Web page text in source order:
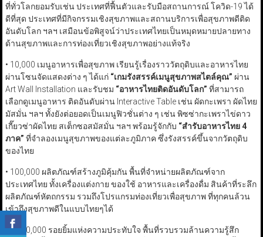
ที่ทั่วโลกยอมรับเช่น ประเทศที่ฟื้นตัวและรับมือสถานการณ์ โควิด-19 ได้
ดีที่สุด ประเทศที่มีกิจกรรมเชิงสุขภาพและสถานบริการเพื่อสุขภาพดีติด
อันดับโลก ฯลฯ เสมือนข้อพิสูจน์ว่าประเทศไทยเป็นหมุดหมายปลายทาง
ด้านสุขภาพและการท่องเที่ยวเชิงสุขภาพอย่างแท้จริง
• 10,000 เมนูอาหารเพื่อสุขภาพ เรียนรู้เรื่องราววัตถุดิบและอาหารไทย
ผ่านโซนจัดแสดงต่าง ๆ ได้แก่ “เกมรังสรรค์เมนูสุขภาพสไตล์คุณ” ผ่าน
Art Wall Installation และรับชม “อาหารไทยติดอันดับโลก” ที่สามารถ
เลือกดูเมนูอาหาร ติดอันดับผ่าน Interactive Table เช่น ผัดกะเพรา ผัดไทย
มัสมั่น ฯลฯ ทั้งยังต่อยอดเป็นเมนูฟิวชั่นต่าง ๆ เช่น พิซซ่ากะเพราไข่ดาว
เกี๊ยวซ่าผัดไทย สเต็กซอสมัสมั่น ฯลฯ พร้อมรู้จักกับ “สำรับอาหารไทย 4
ภาค” ที่จำลองเมนูสุขภาพของแต่ละภูมิภาค ซึ่งรังสรรค์ขึ้นจากวัตถุดิบ
ของไทย
• 100,000 ผลิตภัณฑ์สร้างภูมิคุ้มกัน พื้นที่จำหน่ายผลิตภัณฑ์จาก
ประเทศไทย ทั้งเครื่องแต่งกาย ของใช้ อาหารและเครื่องดื่ม สินค้าที่ระลึก
ผลิตภัณฑ์หัตถกรรม รวมถึงโปรแกรมท่องเที่ยวเพื่อสุขภาพ ที่ทุกคนล้วน
เข้าถึงสุขภาพดีในแบบไทยๆได้
• 1,000,000 รอยยิ้มแห่งความประทับใจ พื้นที่รวบรวมล้านความรู้สึก